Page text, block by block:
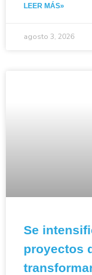
LEER MÁS»
agosto 3, 2026
Se
proyectos